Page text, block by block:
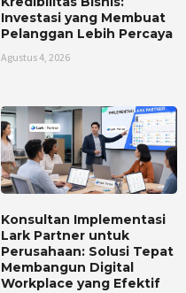
Investasi yang Membuat
Pelanggan Lebih Percaya
Agustus 4, 2026
Konsultan Implementasi
Lark Partner untuk
Perusahaan: Solusi Tepat
Membangun Digital
Workplace yang Efektif